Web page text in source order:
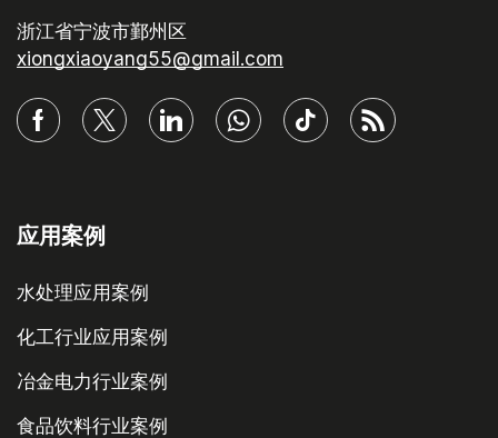
浙江省宁波市鄞州区
xiongxiaoyang55@gmail.com
应用案例
水处理应用案例
化工行业应用案例
冶金电力行业案例
食品饮料行业案例